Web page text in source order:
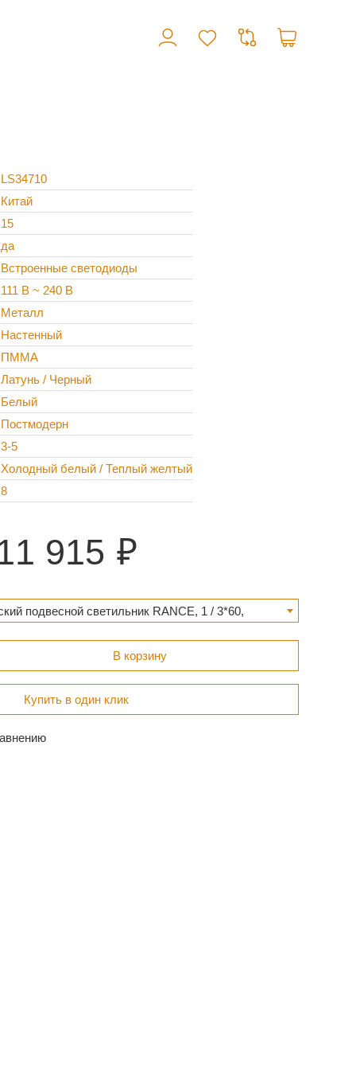
LS34710
Китай
15
да
Встроенные светодиоды
111 В ~ 240 В
Металл
Настенный
ПММА
Латунь / Черный
Белый
Постмодерн
3-5
Холодный белый / Теплый желтый
8
915
подвесной светильник RANCE, 1 / 3*60,